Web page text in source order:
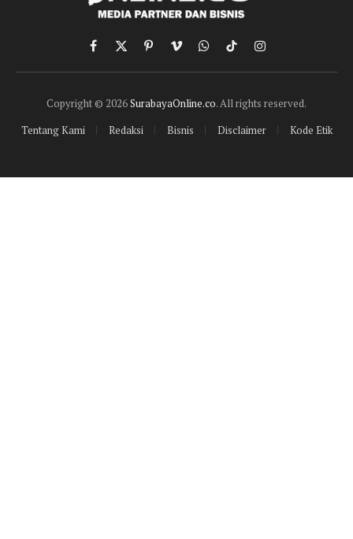
Facebook
X
(Twitter)
PinterestVimeoWhatsApp
TikTokInstagram
Copyright © 2026SurabayaOnline.co. All rights reserved.
Tentang Kami
Redaksi Bisnis Disclaimer Kode Etik